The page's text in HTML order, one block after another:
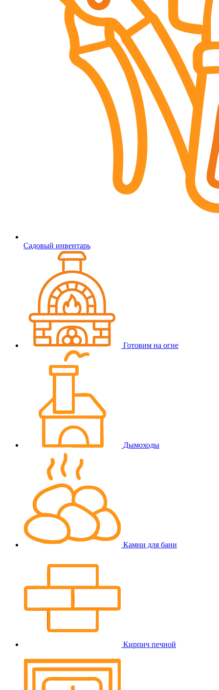
Садовый инвентарь
Готовим на огне
Дымоходы
Камни для бани
Кирпич печной